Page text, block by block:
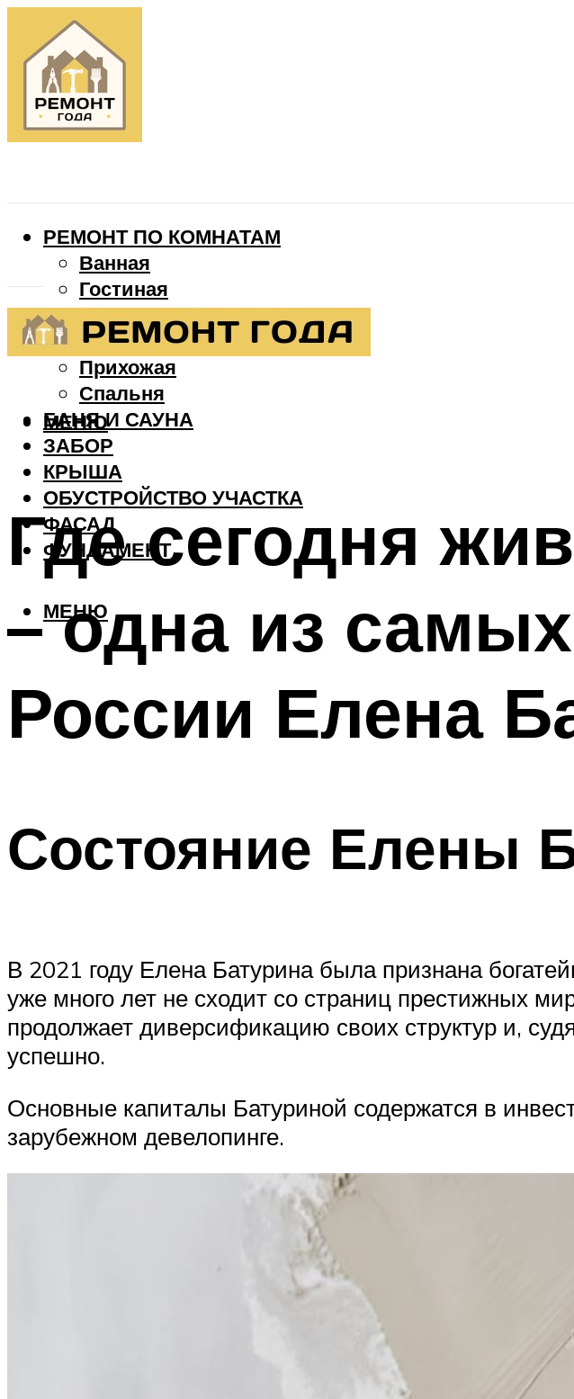
РЕМОНТ ПО КОМНАТАМ
Ванная
Гостиная
Детская
Кухня
Прихожая
Спальня
БАНЯ И САУНА
ЗАБОР
КРЫША
ОБУСТРОЙСТВО УЧАСТКА
ФАСАД
ФУНДАМЕНТ
МЕНЮ
МЕНЮ
Где сегодня
– одна из
России Елена
Состояние Елены
В 2021 году Елена Батурина была признана
уже много лет не сходит со страниц престижных
продолжает диверсификацию своих структур и,
успешно.
Основные капиталы Батуриной содержатся в
зарубежном девелопинге.